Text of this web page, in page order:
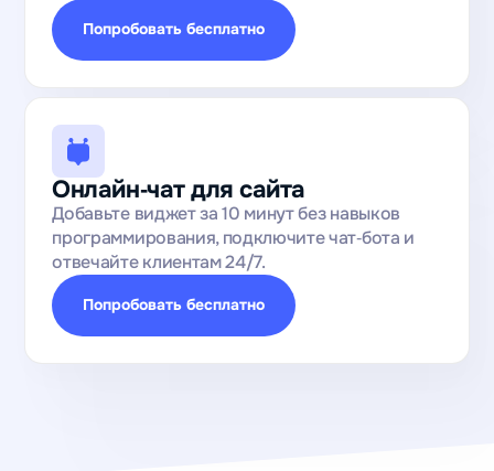
Попробовать бесплатно
Онлайн‑чат для сайта
Добавьте виджет за 10 минут без навыков
программирования, подключите чат‑бота и
отвечайте клиентам 24/7.
Попробовать бесплатно